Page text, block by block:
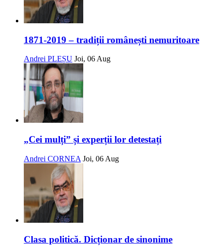
1871-2019 – tradiții românești nemuritoare
Andrei PLEȘU Joi, 06 Aug
„Cei mulți” și experții lor detestați
Andrei CORNEA Joi, 06 Aug
Clasa politică. Dicționar de sinonime